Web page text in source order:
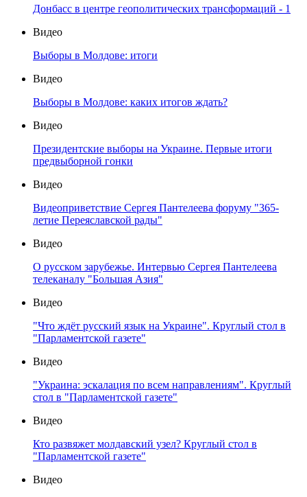
Донбасс в центре геополитических трансформаций - 1
Видео
Выборы в Молдове: итоги
Видео
Выборы в Молдове: каких итогов ждать?
Видео
Президентские выборы на Украине. Первые итоги
предвыборной гонки
Видео
Видеоприветствие Сергея Пантелеева форуму "365-
летие Переяславской рады"
Видео
О русском зарубежье. Интервью Сергея Пантелеева
телеканалу "Большая Азия"
Видео
"Что ждёт русский язык на Украине". Круглый стол в
"Парламентской газете"
Видео
"Украина: эскалация по всем направлениям". Круглый
стол в "Парламентской газете"
Видео
Кто развяжет молдавский узел? Круглый стол в
"Парламентской газете"
Видео